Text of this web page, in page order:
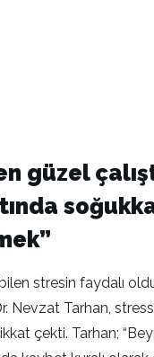
güzel
stresin faydalı
Nevzat Tarhan,
çekti. Tarhan;